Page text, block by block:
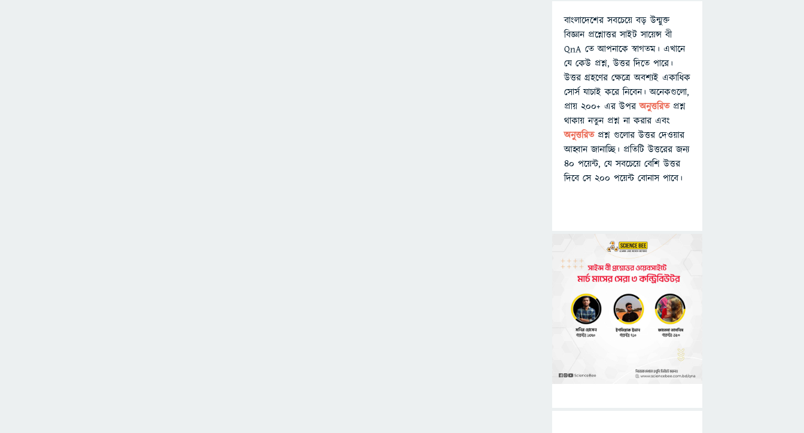
বাংলাদেশের সবচেয়ে বড় উন্মুক্ত
বিজ্ঞান প্রশ্নোত্তর সাইট সায়েন্স বী
QnA তে আপনাকে স্বাগতম। এখানে
যে কেউ প্রশ্ন, উত্তর দিতে পারে।
উত্তর গ্রহণের ক্ষেত্রে অবশ্যই একাধিক
সোর্স যাচাই করে নিবেন। অনেকগুলো,
প্রায় ২০০+ এর উপরঅনুত্তরিতপ্রশ্ন
থাকায় নতুন প্রশ্ন না করার এবং
অনুত্তরিত প্রশ্ন গুলোর উত্তর দেওয়ার
আহ্বান জানাচ্ছি। প্রতিটি উত্তরের জন্য
৪০ পয়েন্ট, যে সবচেয়ে বেশি উত্তর
দিবে সে ২০০ পয়েন্ট বোনাস পাবে।